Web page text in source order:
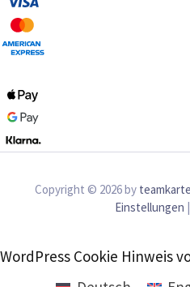
Copyright © 2026 by
Einstellungen
WordPress Cookie Hinweis